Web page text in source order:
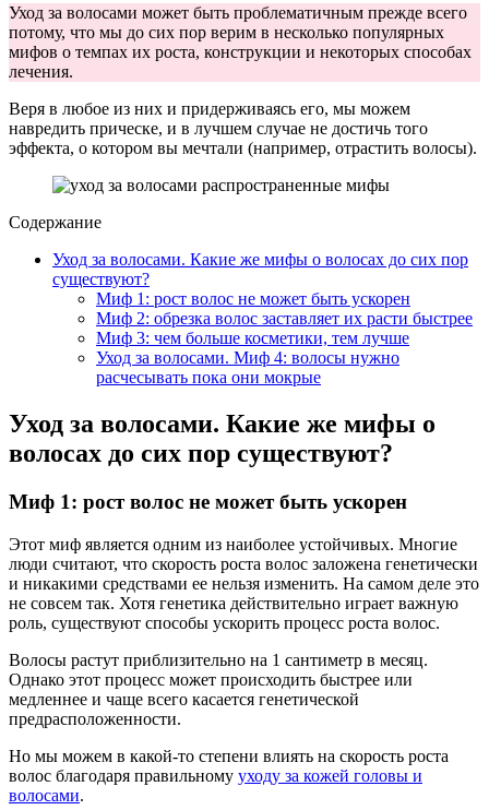
Уход за волосами может быть проблематичным прежде всего
потому, что мы до сих пор верим в несколько популярных
мифов о темпах их роста, конструкции и некоторых способах
лечения.
Веря в любое из них и придерживаясь его, мы можем
навредить прическе, и в лучшем случае не достичь того
эффекта, о котором вы мечтали (например, отрастить волосы).
Содержание
Уход за волосами. Какие же мифы о волосах до сих пор
существуют?
Миф 1: рост волос не может быть ускорен
Миф 2: обрезка волос заставляет их расти быстрее
Миф 3: чем больше косметики, тем лучше
Уход за волосами. Миф 4: волосы нужно
расчесывать пока они мокрые
Уход за волосами. Какие же мифы о
волосах до сих пор существуют?
Миф 1: рост волос не может быть ускорен
Этот миф является одним из наиболее устойчивых. Многие
люди считают, что скорость роста волос заложена генетически
и никакими средствами ее нельзя изменить. На самом деле это
не совсем так. Хотя генетика действительно играет важную
роль, существуют способы ускорить процесс роста волос.
Волосы растут приблизительно на 1 сантиметр в месяц.
Однако этот процесс может происходить быстрее или
медленнее и чаще всего касается генетической
предрасположенности.
Но мы можем в какой-то степени влиять на скорость роста
волос благодаря правильному уходу за кожей головы и
волосами.